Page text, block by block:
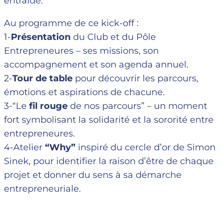
Au programme de ce kick-off :
1-Présentation du Club et du Pôle
Entrepreneures – ses missions, son
accompagnement et son agenda annuel.
2-Tour de table pour découvrir les parcours,
émotions et aspirations de chacune.
3-“Le fil rouge de nos parcours” – un moment
fort symbolisant la solidarité et la sororité entre
entrepreneures.
4-Atelier “Why” inspiré du cercle d’or de Simon
Sinek, pour identifier la raison d’être de chaque
projet et donner du sens à sa démarche
entrepreneuriale.